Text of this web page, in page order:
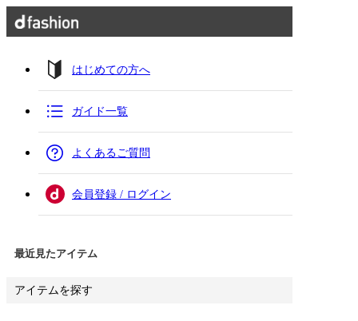
はじめての方へ
ガイド一覧
よくあるご質問
会員登録 / ログイン
最近見たアイテム
アイテムを探す